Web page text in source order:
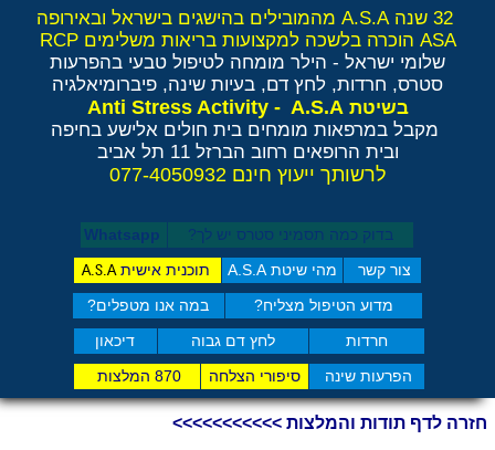
צור קשר מהי שיטת A.S.A תוכנית אישיתA.S.A
חרדות לחץ דם גבוה דיכאון
מדוע הטיפול מצליח? במה אנו מטפלים?
הפרעות שינה סיפורי הצלחה 870 המלצות
בדוק כמה תסמיני סט​רס יש לך? Whatsapp
32 שנה A.S.A מהמובילים בהישגים בישראל ובאירופה
ASA הוכרה בלשכה למקצועות בריאות משלימים RCP
שלומי ישראל - הילר מומחה לטיפול טבעי בהפרעות
סטרס, חרדות, לחץ דם, בעיות שינה, פיברומיאלגיה
בשיטת Anti Stress Activity - A.S.A
מקבל במרפאות מומחים בית חולים אלישע בחיפה
ובית הרופאים רחוב הברזל 11 תל אביב
לרשותך ייעוץ חינם 077-4050932
חזרה לדף תודות והמלצות >>>>>>>>>>>